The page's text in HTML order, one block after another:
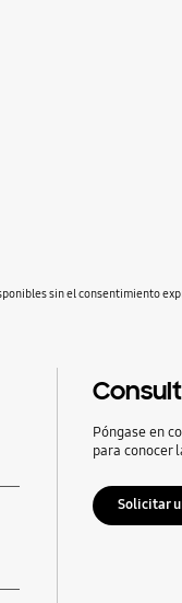
sin el consentimiento
Póngase en
para conocer
Solicitar